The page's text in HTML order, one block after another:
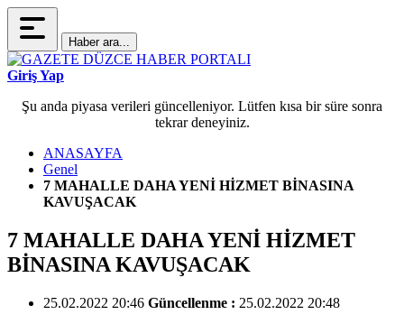
Haber ara...
Giriş Yap
Şu anda piyasa verileri güncelleniyor. Lütfen kısa bir süre sonra
tekrar deneyiniz.
ANASAYFA
Genel
7 MAHALLE DAHA YENİ HİZMET BİNASINA
KAVUŞACAK
7 MAHALLE DAHA YENİ HİZMET
BİNASINA KAVUŞACAK
25.02.2022 20:46 Güncellenme : 25.02.2022 20:48